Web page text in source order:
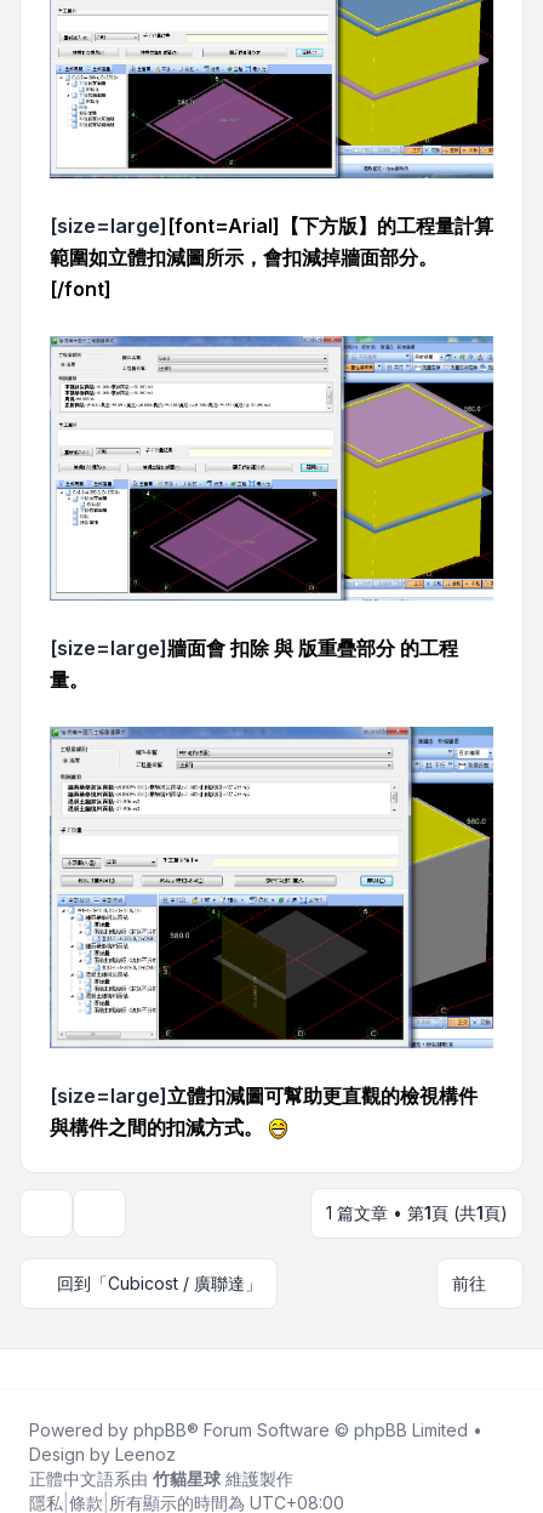
[size=large] [font=Arial]【下方版】的工程量計算
範圍如立體扣減圖所示，會扣減掉牆面部分。
[/font]
[size=large]牆面會 扣除 與 版重疊部分 的工程
量。
[size=large]立體扣減圖可幫助更直觀的檢視構件
與構件之間的扣減方式。
1 篇文章 • 第1頁 (共1頁)
回到「Cubicost / 廣聯達」 前往
Powered by phpBB® Forum Software © phpBB Limited •
Design by Leenoz
正體中文語系由 竹貓星球 維護製作
隱私 條款 所有顯示的時間為 UTC+08:00